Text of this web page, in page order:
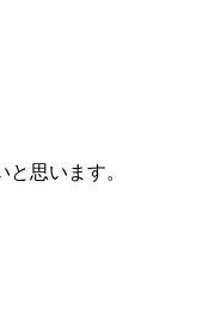
思います。